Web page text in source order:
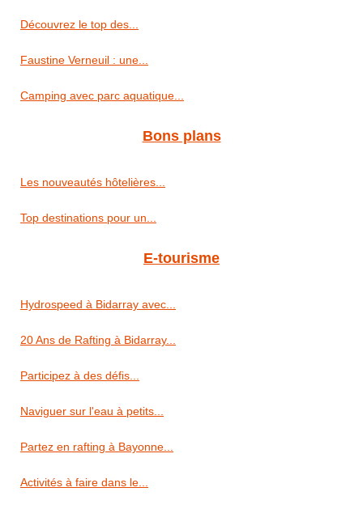
Découvrez le top des...
Faustine Verneuil : une...
Camping avec parc aquatique...
Bons plans
Les nouveautés hôtelières...
Top destinations pour un...
E-tourisme
Hydrospeed à Bidarray avec...
20 Ans de Rafting à Bidarray...
Participez à des défis...
Naviguer sur l'eau à petits...
Partez en rafting à Bayonne...
Activités à faire dans le...